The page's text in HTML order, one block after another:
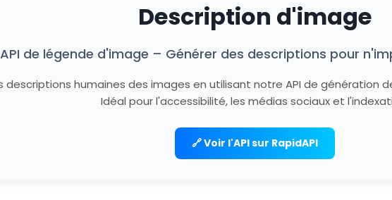
Description d'image
API de légende d'image – Générer des descriptions pour
descriptions humaines des images en utilisant notre API de génération
Idéal pour l'accessibilité, les médias sociaux et
🔗 Voir l'API sur RapidAPI